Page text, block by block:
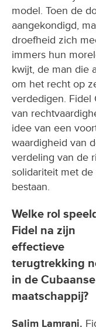
model. Toen de
aangekondigd,
droefheid zich
immers hun
kwijt, de man die
om het recht op
verdedigen. Fidel
van
idee van een
waardigheid van
verdeling van de
solidariteit met
bestaan.
Welke rol
Fidel na zijn
effectieve
terugtrekking
in de Cubaanse
maatschappij?
Salim Lamrani.